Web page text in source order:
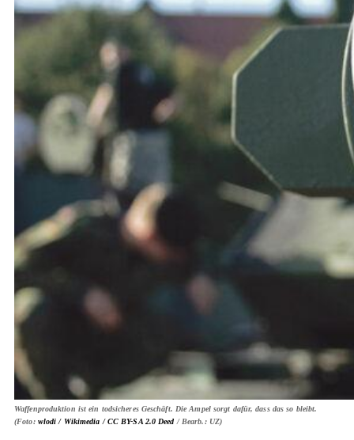
Waffenproduktion ist ein todsicheres Geschäft. Die Ampel sorgt dafür, dass das so bleibt.
(Foto: wlodi / Wikimedia / CC BY-SA 2.0 Deed / Bearb.: UZ)